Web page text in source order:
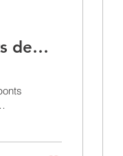
de